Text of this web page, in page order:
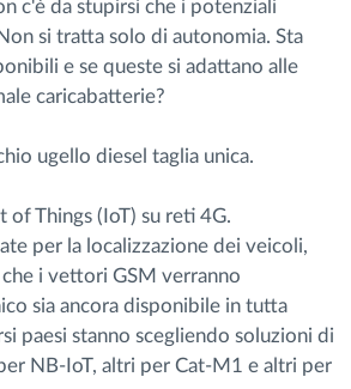
c'è da stupirsi che i potenziali
si tratta solo di autonomia. Sta
e se queste si adattano alle
caricabatterie?
ugello diesel taglia unica.
Things (IoT) su reti 4G.
per la localizzazione dei veicoli,
i vettori GSM verranno
sia ancora disponibile in tutta
paesi stanno scegliendo soluzioni di
NB-IoT, altri per Cat-M1 e altri per